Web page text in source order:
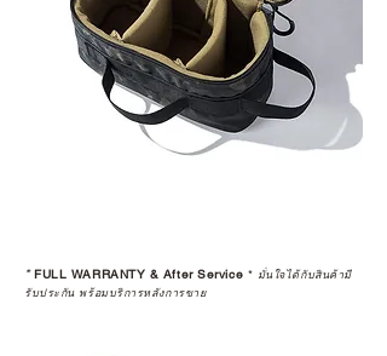
*FULL WARRANTY & After Service * มั่นใจได้กับสินค้ามี
รับประกัน พร้อมบริการหลังการขาย